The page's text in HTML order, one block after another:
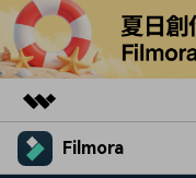
精選產品Filmora